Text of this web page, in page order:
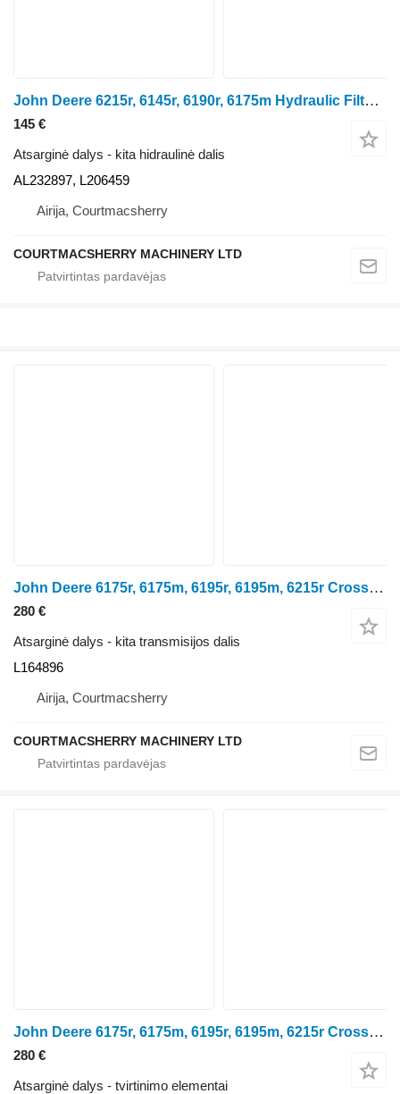
John Deere 6215r, 6145r, 6190r, 6175m Hydraulic Filter Housing Al232897, L2 AL232897 ratinio traktoriaus
145 €
Atsarginė dalys - kita hidraulinė dalis
AL232897, L206459
Airija, Courtmacsherry
COURTMACSHERRY MACHINERY LTD
John Deere 6175r, 6175m, 6195r, 6195m, 6215r Crossshaft Arm Rhs L164896 ratinio traktoriaus
280 €
Atsarginė dalys - kita transmisijos dalis
L164896
Airija, Courtmacsherry
COURTMACSHERRY MACHINERY LTD
John Deere 6175r, 6175m, 6195r, 6195m, 6215r Crossshaft Arm Lhs L164895 ratinio traktoriaus
280 €
Atsarginė dalys - tvirtinimo elementai